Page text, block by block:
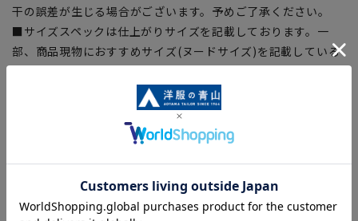
干の誤差が生じる場合がございます。予めご了承ください。
■サイズスペックは仕上がりサイズを記載しております。一
部、商品現物におすすめサイズ(ヌードサイズ)を記載している
商品もございます。
■ブラウザやお使いのモニター環境、また撮影時の室内外の光
加減により、実際の商品と掲載画像の色味が異なる場合がござ
を完了できない場合がございます。予めご了承ください。
■お急ぎ発送のご注文につきましても、ご注文のタイミングに